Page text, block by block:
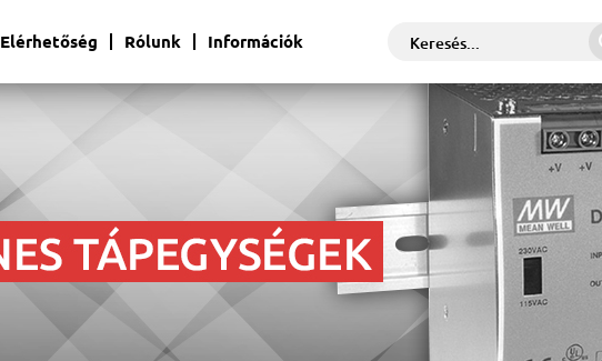
Elérhetőség Rólunk Információk